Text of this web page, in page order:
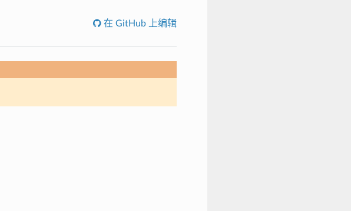
在 GitHub 上编辑